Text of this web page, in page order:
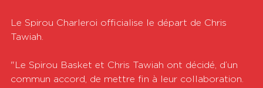
Le Spirou Charleroi officialise le départ de Chris
Tawiah.
"Le Spirou Basket et Chris Tawiah ont décidé, d’un
commun accord, de mettre fin à leur collaboration.